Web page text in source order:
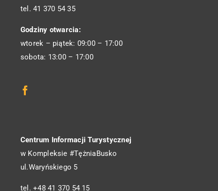
tel. 41 370 54 35
Godziny otwarcia:
wtorek – piątek: 09:00 – 17:00
sobota: 13:00 – 17:00
Centrum Informacji Turystycznej
w Kompleksie #TężniaBusko
ul.Waryńskiego 5
tel. +48 41 370 54 15